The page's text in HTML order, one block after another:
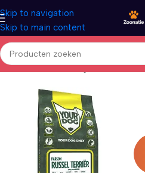
Skip to navigation
Skip to main content
Home/Honden/Droogvoer